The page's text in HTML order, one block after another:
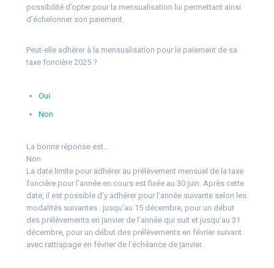
possibilité d’opter pour la mensualisation lui permettant ainsi
d’échelonner son paiement.
Peut-elle adhérer à la mensualisation pour le paiement de sa
taxe foncière 2025 ?
Oui
Non
La bonne réponse est…
Non
La date limite pour adhérer au prélèvement mensuel de la taxe
foncière pour l’année en cours est fixée au 30 juin. Après cette
date, il est possible d’y adhérer pour l’année suivante selon les
modalités suivantes : jusqu’au 15 décembre, pour un début
des prélèvements en janvier de l’année qui suit et jusqu’au 31
décembre, pour un début des prélèvements en février suivant
avec rattrapage en février de l’échéance de janvier.